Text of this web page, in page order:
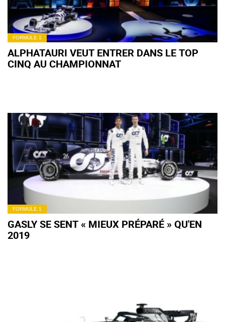
FORMULE 1
ALPHATAURI VEUT ENTRER DANS LE TOP
CINQ AU CHAMPIONNAT
FORMULE 1
GASLY SE SENT « MIEUX PRÉPARÉ » QU'EN
2019